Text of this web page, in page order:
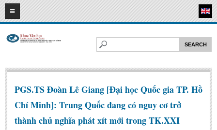
08 2026
HOME
Faculty of Literature
PGS.TS Đoàn Lê Giang [Đại học Quốc gia TP. Hồ
Chí Minh]: Trung Quốc đang có nguy cơ trở
thành chủ nghĩa phát xít mới trong TK.XXI